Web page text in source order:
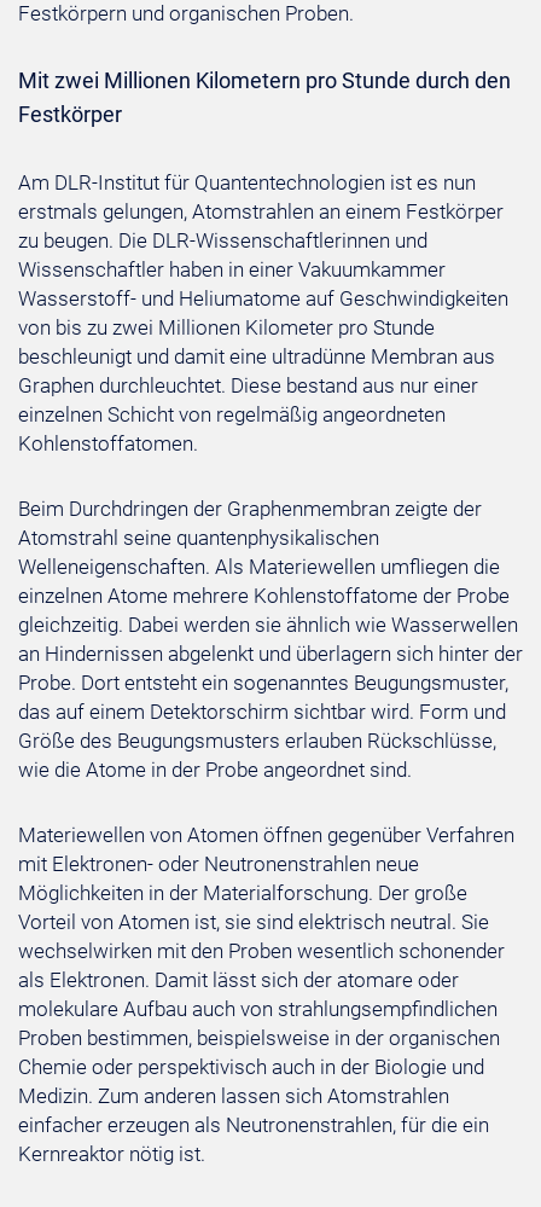
Festkörpern und organischen Proben.
Mit zwei Millionen Kilometern pro Stunde durch den
Festkörper
Am DLR-Institut für Quantentechnologien ist es nun
erstmals gelungen, Atomstrahlen an einem Festkörper
zu beugen. Die DLR-Wissenschaftlerinnen und
Wissenschaftler haben in einer Vakuumkammer
Wasserstoff- und Heliumatome auf Geschwindigkeiten
von bis zu zwei Millionen Kilometer pro Stunde
beschleunigt und damit eine ultradünne Membran aus
Graphen durchleuchtet. Diese bestand aus nur einer
einzelnen Schicht von regelmäßig angeordneten
Kohlenstoffatomen.
Beim Durchdringen der Graphenmembran zeigte der
Atomstrahl seine quantenphysikalischen
Welleneigenschaften. Als Materiewellen umfliegen die
einzelnen Atome mehrere Kohlenstoffatome der Probe
gleichzeitig. Dabei werden sie ähnlich wie Wasserwellen
an Hindernissen abgelenkt und überlagern sich hinter der
Probe. Dort entsteht ein sogenanntes Beugungsmuster,
das auf einem Detektorschirm sichtbar wird. Form und
Größe des Beugungsmusters erlauben Rückschlüsse,
wie die Atome in der Probe angeordnet sind.
Materiewellen von Atomen öffnen gegenüber Verfahren
mit Elektronen- oder Neutronenstrahlen neue
Möglichkeiten in der Materialforschung. Der große
Vorteil von Atomen ist, sie sind elektrisch neutral. Sie
wechselwirken mit den Proben wesentlich schonender
als Elektronen. Damit lässt sich der atomare oder
molekulare Aufbau auch von strahlungsempfindlichen
Proben bestimmen, beispielsweise in der organischen
Chemie oder perspektivisch auch in der Biologie und
Medizin. Zum anderen lassen sich Atomstrahlen
einfacher erzeugen als Neutronenstrahlen, für die ein
Kernreaktor nötig ist.